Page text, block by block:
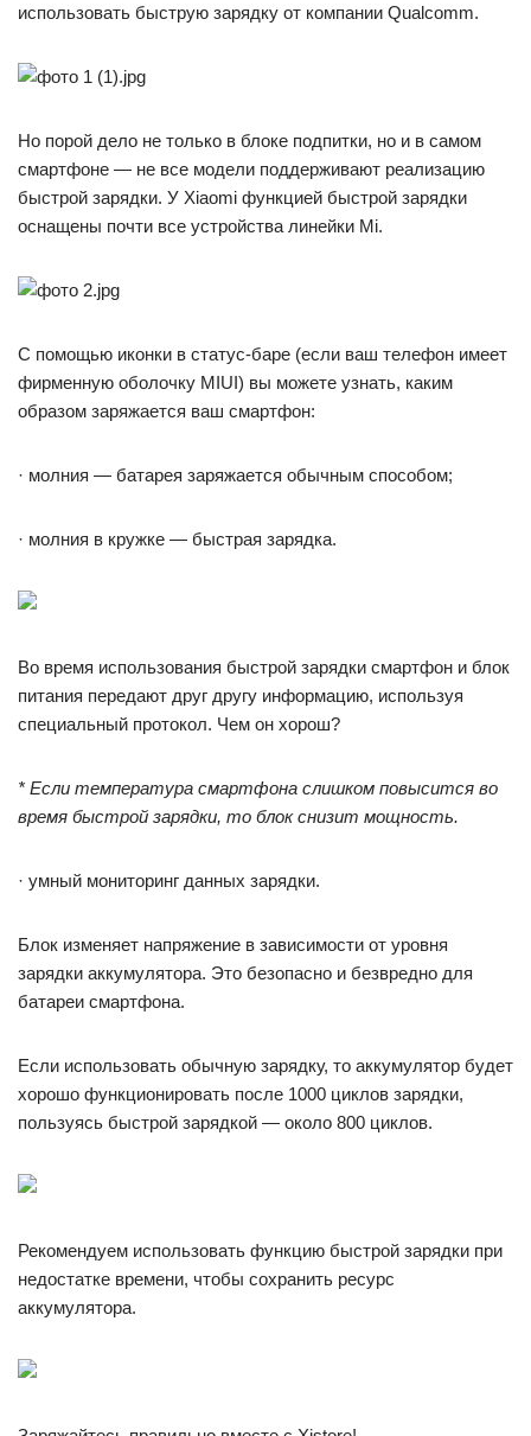
использовать быструю зарядку от компании Qualcomm.
Но порой дело не только в блоке подпитки, но и в самом
смартфоне — не все модели поддерживают реализацию
быстрой зарядки. У Xiaomi функцией быстрой зарядки
оснащены почти все устройства линейки Mi.
С помощью иконки в статус-баре (если ваш телефон имеет
фирменную оболочку MIUI) вы можете узнать, каким
образом заряжается ваш смартфон:
· молния — батарея заряжается обычным способом;
· молния в кружке — быстрая зарядка.
Во время использования быстрой зарядки смартфон и блок
питания передают друг другу информацию, используя
специальный протокол. Чем он хорош?
* Если температура смартфона слишком повысится во
время быстрой зарядки, то блок снизит мощность.
· умный мониторинг данных зарядки.
Блок изменяет напряжение в зависимости от уровня
зарядки аккумулятора. Это безопасно и безвредно для
батареи смартфона.
Если использовать обычную зарядку, то аккумулятор будет
хорошо функционировать после 1000 циклов зарядки,
пользуясь быстрой зарядкой — около 800 циклов.
Рекомендуем использовать функцию быстрой зарядки при
недостатке времени, чтобы сохранить ресурс
аккумулятора.